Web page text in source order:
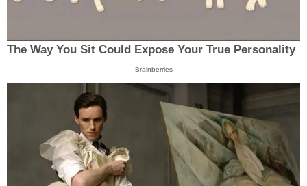
The Way You Sit Could Expose Your True Personality
Brainberries